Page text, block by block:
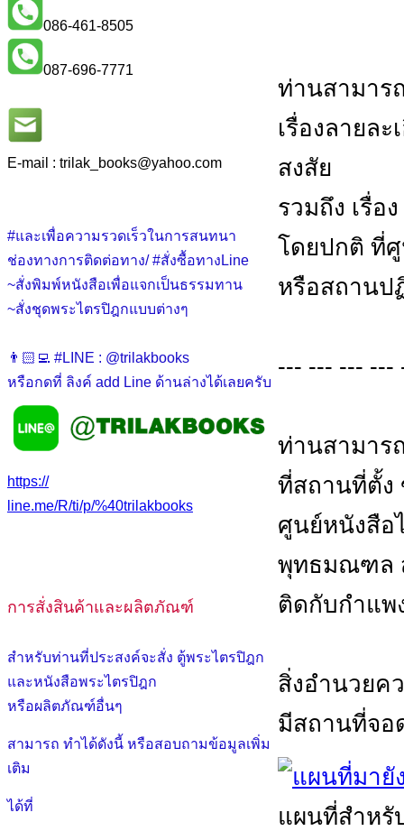
086-461-8505
087-696-7771
E-mail : trilak_books@yahoo.com
#และเพื่อความรวดเร็วในการสนทนา
ช่องทางการติดต่อทาง/ #สั่งซื้อทางLine
~สั่งพิมพ์หนังสือเพื่อแจกเป็นธรรมทาน
~สั่งชุดพระไตรปิฎกแบบต่างๆ
👨🏻‍💻 #LINE : @trilakbooks
หรือกดที่ ลิงค์ add Line ด้านล่างได้เลยครับ
https://
line.me/R/ti/p/%40trilakbooks
การสั่งสินค้าและผลิตภัณฑ์
สำหรับท่านที่ประสงค์จะสั่ง ตู้พระไตรปิฎก
และหนังสือพระไตรปิฎก
หรือผลิตภัณฑ์อื่นๆ
สามารถ ทำได้ดังนี้ หรือสอบถามข้อมูลเพิ่ม
เติม
ได้ที่
ท่านสามาร
เรื่องลายล
สงสัย
รวมถึง เรื่อ
โดยปกติ ที่
หรือสถานป
--- --- --- ---
ท่านสามาร
ที่สถานที่ตั้ง
ศูนย์หนังสือ
พุทธมณฑล
ติดกับกำแ
สิ่งอำนวยค
มีสถานที่จอ
แผนที่สำหรั